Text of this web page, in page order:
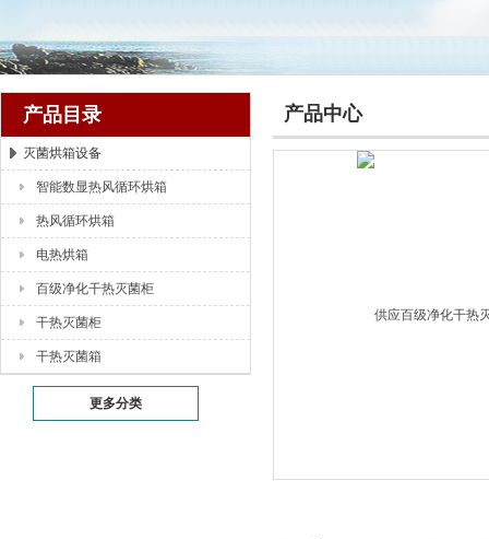
湖北恒丰医疗制药设备有限公司
产品目录
灭菌烘箱设备
智能数显热风循环烘箱
热风循环烘箱
电热烘箱
百级净化干热灭菌柜
干热灭菌柜
干热灭菌箱
更多分类
产品中心